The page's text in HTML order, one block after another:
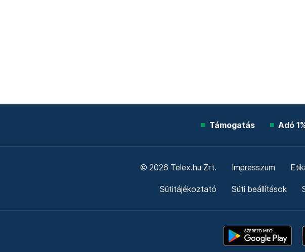
Támogatás Adó
© 2026 Telex.hu Zrt. Impresszum
Sütitájékoztató Süti beállítások